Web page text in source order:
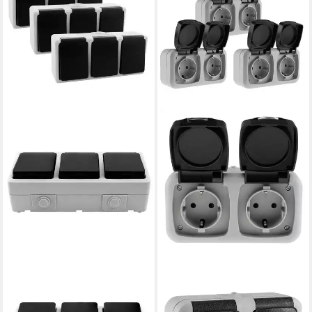
TAFF Feuchtraum Dreifach
IP44 Feuchtraum